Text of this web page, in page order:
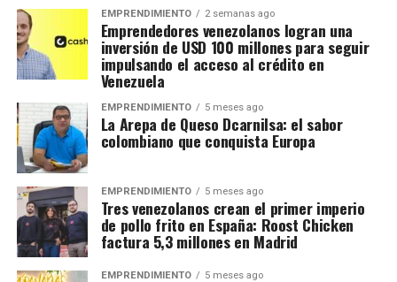
EMPRENDIMIENTO 2 semanas ago
Emprendedores venezolanos logran una
inversión de USD 100 millones para seguir
impulsando el acceso al crédito en
Venezuela
EMPRENDIMIENTO 5 meses ago
La Arepa de Queso Dcarnilsa: el sabor
colombiano que conquista Europa
EMPRENDIMIENTO 5 meses ago
Tres venezolanos crean el primer imperio
de pollo frito en España: Roost Chicken
factura 5,3 millones en Madrid
EMPRENDIMIENTO 5 meses ago